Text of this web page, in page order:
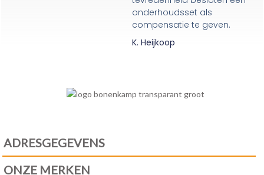
onderhoudsset als
compensatie te geven.
K. Heijkoop
ADRESGEGEVENS
ONZE MERKEN